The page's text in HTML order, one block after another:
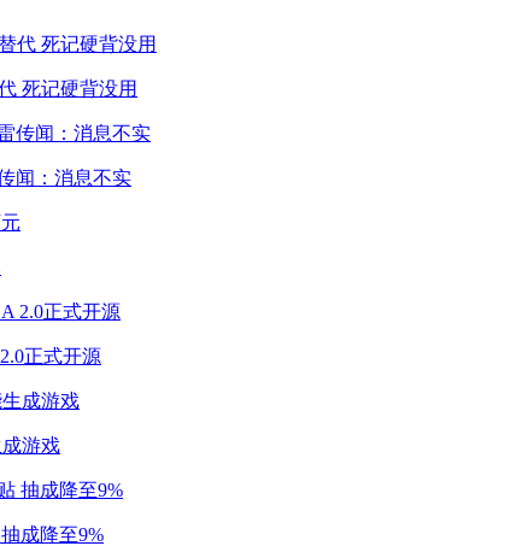
死记硬背没用
闻：消息不实
正式开源
游戏
成降至9%